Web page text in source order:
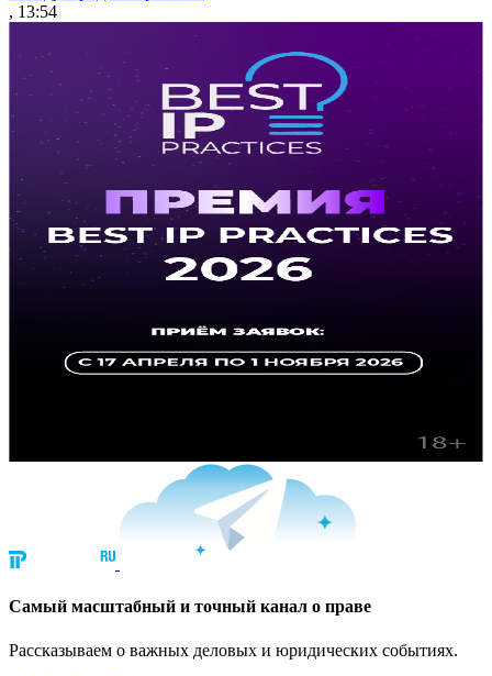
, 13:54
Cамый масштабный и точный канал о праве
Рассказываем о важных деловых и юридических событиях.